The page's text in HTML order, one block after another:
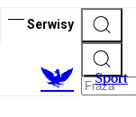
Serwisy
Sport